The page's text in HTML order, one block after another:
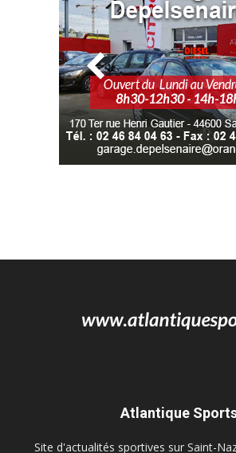
Atlantique
Site d'actualités sportives sur Saint-